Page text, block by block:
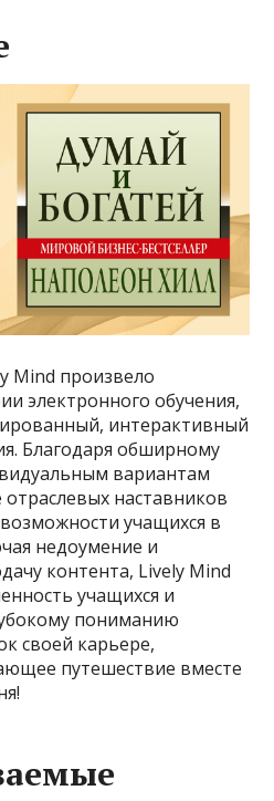
Mind произвело
электронного обучения,
интерактивный
Благодаря обширному
вариантам
наставников
учащихся в
недоумение и
контента, Lively Mind
учащихся и
пониманию
своей карьере,
путешествие вместе